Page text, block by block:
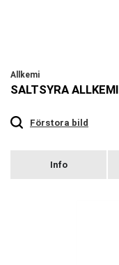
Allkemi
SALTSYRA ALLKEMI
Förstora bild
zoom